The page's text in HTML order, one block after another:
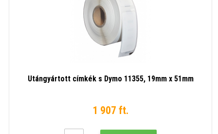
Utángyártott címkék s Dymo 11355, 19mm x 51mm
1 907 ft.